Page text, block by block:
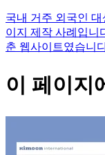
국내 거주 외국인 대
이지 제작 사례입니
춘 웹사이트였습니
이 페이지